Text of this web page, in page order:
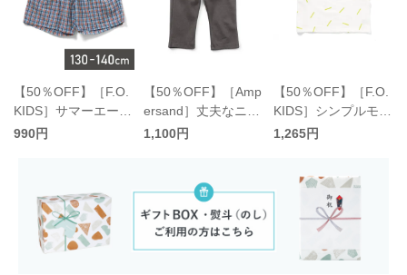
【50％OFF】［F.O.
KIDS］サマーエール
先染めサッカーパン
990円
【50％OFF】［Amp
ersand］丈夫なニッ
トツイルパンツ キッ
1,100円
【50％OFF】［F.O.
KIDS］シンプルモチ
ーフ総柄Tシャツ キ
1,265円